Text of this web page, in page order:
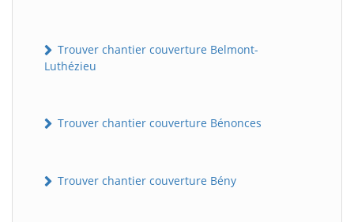
Trouver chantier couverture Belmont-
Luthézieu
Trouver chantier couverture Bénonces
Trouver chantier couverture Bény